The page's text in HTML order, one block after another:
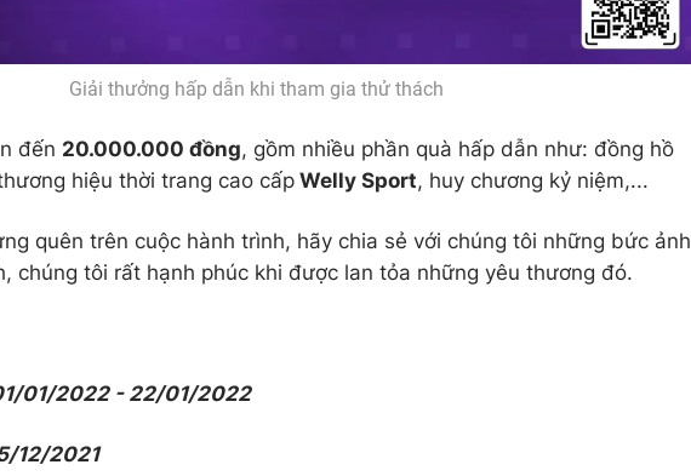
Giải thưởng hấp dẫn khi tham gia thử thách
đến 20.000.000 đồng, gồm nhiều phần quà hấp dẫn như: đồng hồ
hiệu thời trang cao cấpWelly Sport, huy chương kỷ niệm,...
quên trên cuộc hành trình, hãy chia sẻ với chúng tôi những bức ảnh
chúng tôi rất hạnh phúc khi được lan tỏa những yêu thương đó.
01/2022 - 22/01/2022
12/2021